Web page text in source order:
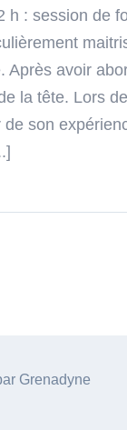
: session de
avoir
la tête. Lors
son
Grenadyne